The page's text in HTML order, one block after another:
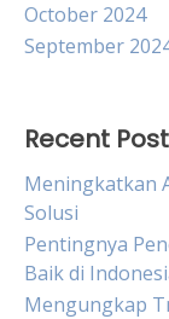
October 2024
September
Recent
Meningkatkan
Solusi
Pentingnya
Baik di
Mengungkap